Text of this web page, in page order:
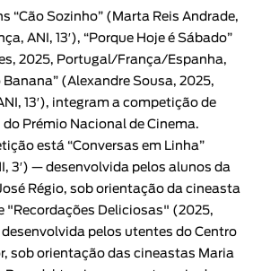
“Cão Sozinho” ( Marta Reis Andrade,
ANI, 13′), “Porque Hoje é Sábado”
, 2025, Portugal/França/Espanha,
Banana” (Alexandre Sousa, 2025,
13′), integram a competição de
do Prémio Nacional de Cinema.
está “Conversas em Linha”
3′) — desenvolvida pelos alunos da
Régio, sob orientação da cineasta
" Recordações Deliciosas" (2025,
desenvolvida pelos utentes do Centro
sob orientação das cineastas Maria